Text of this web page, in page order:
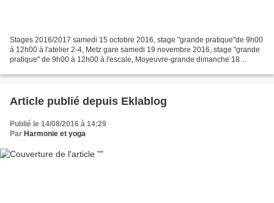
Stages 2016/2017 samedi 15 octobre 2016, stage "grande pratique"de 9h00
à 12h00 à l'atelier 2-4, Metz gare samedi 19 novembre 2016, stage "grande
pratique" de 9h00 à 12h00 à l'escale, Moyeuvre-grande dimanche 18
Article publié depuis Eklablog
Publié le 14/08/2016 à 14:29
Par Harmonie et yoga